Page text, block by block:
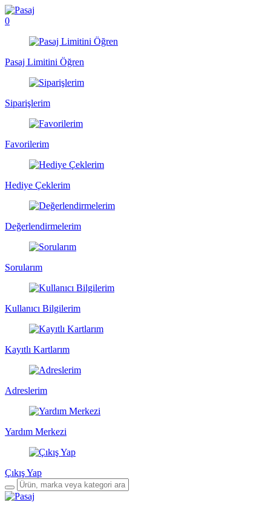
0
Pasaj Limitini Öğren
Siparişlerim
Favorilerim
Hediye Çeklerim
Değerlendirmelerim
Sorularım
Kullanıcı Bilgilerim
Kayıtlı Kartlarım
Adreslerim
Yardım Merkezi
Çıkış Yap